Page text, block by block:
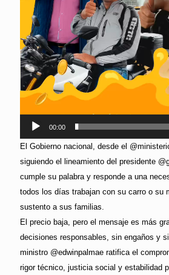
00:00
El Gobierno nacional, desde el
siguiendo el lineamiento del presidente
cumple su palabra y responde a una
todos los días trabajan con su carro o su
sustento a sus familias.
El precio baja, pero el mensaje es más
decisiones responsables, sin engaños y
ministro @edwinpalmae ratifica el
rigor técnico, justicia social y estabilidad